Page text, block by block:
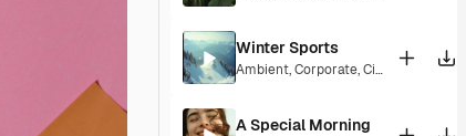
Winter Sports
Ambient,Corporate,Cinematic
A Special Morning